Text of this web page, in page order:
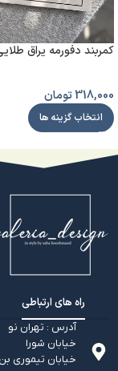
کمربند دفورمه یراق طلایی
318,000تومان
انتخاب گزینه ها
راه های ارتباطی
آدرس : تهران نو
خیابان شورا
خیابان تيموري بن